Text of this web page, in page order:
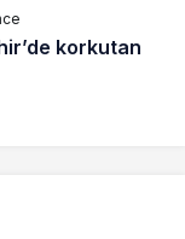
korkutan